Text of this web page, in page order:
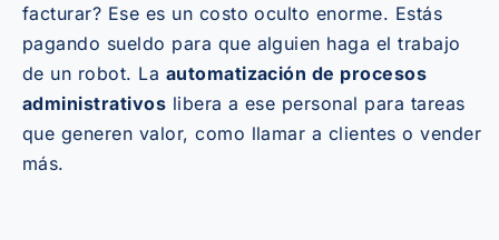
facturar? Ese es un costo oculto enorme. Estás
pagando sueldo para que alguien haga el trabajo
de un robot. La automatización de procesos
administrativos libera a ese personal para tareas
que generen valor, como llamar a clientes o vender
más.